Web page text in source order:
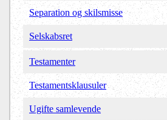
Separation og skilsmisse
Selskabsret
Testamenter
Testamentsklausuler
Ugifte samlevende